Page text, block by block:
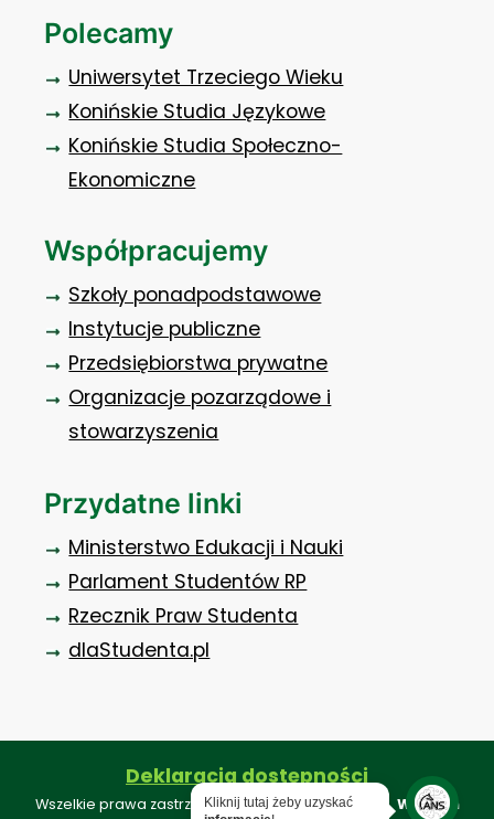
Polecamy
Uniwersytet Trzeciego Wieku
Konińskie Studia Językowe
Konińskie Studia Społeczno-
Ekonomiczne
Współpracujemy
Szkoły ponadpodstawowe
Instytucje publiczne
Przedsiębiorstwa prywatne
Organizacje pozarządowe i
stowarzyszenia
Przydatne linki
Ministerstwo Edukacji i Nauki
Parlament Studentów RP
Rzecznik Praw Studenta
dlaStudenta.pl
Deklaracja dostępności
Wszelkie prawa zastrzeżone ©. Projekt i realizacja:Webkon
Kliknij tutaj żeby uzyskać